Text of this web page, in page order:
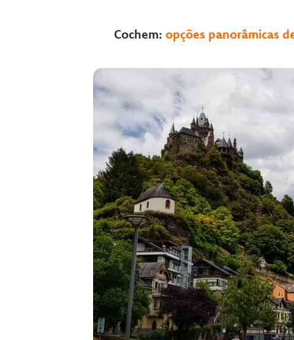
Cochem: opções panorâmicas